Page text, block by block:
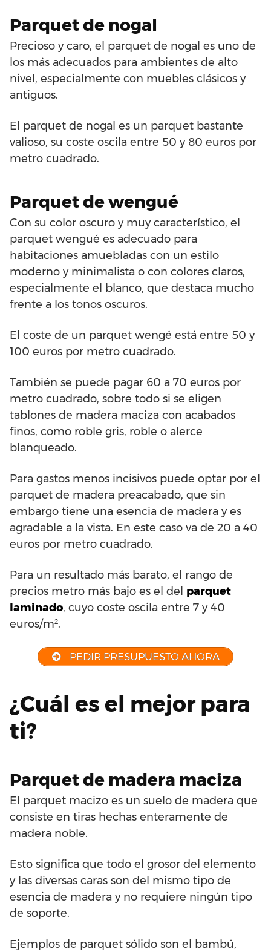
Parquet de nogal
Precioso y caro, el parquet de nogal es uno de
los más adecuados para ambientes de alto
nivel, especialmente con muebles clásicos y
antiguos.
El parquet de nogal es un parquet bastante
valioso, su coste oscila entre 50 y 80 euros por
metro cuadrado.
Parquet de wengué
Con su color oscuro y muy característico, el
parquet wengué es adecuado para
habitaciones amuebladas con un estilo
moderno y minimalista o con colores claros,
especialmente el blanco, que destaca mucho
frente a los tonos oscuros.
El coste de un parquet wengé está entre 50 y
100 euros por metro cuadrado.
También se puede pagar 60 a 70 euros por
metro cuadrado, sobre todo si se eligen
tablones de madera maciza con acabados
finos, como roble gris, roble o alerce
blanqueado.
Para gastos menos incisivos puede optar por el
parquet de madera preacabado, que sin
embargo tiene una esencia de madera y es
agradable a la vista. En este caso va de 20 a 40
euros por metro cuadrado.
Para un resultado más barato, el rango de
precios metro más bajo es el del parquet
laminado, cuyo coste oscila entre 7 y 40
euros/m².
PEDIR PRESUPUESTO AHORA
¿Cuál es el mejor para
ti?
Parquet de madera maciza
El parquet macizo es un suelo de madera que
consiste en tiras hechas enteramente de
madera noble.
Esto significa que todo el grosor del elemento
y las diversas caras son del mismo tipo de
esencia de madera y no requiere ningún tipo
de soporte.
Ejemplos de parquet sólido son el bambú,